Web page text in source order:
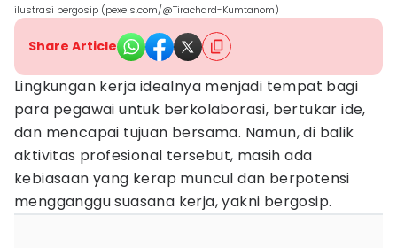
ilustrasi bergosip (pexels.com/@Tirachard-Kumtanom)
Share Article
Lingkungan kerja idealnya menjadi tempat bagi
para pegawai untuk berkolaborasi, bertukar ide,
dan mencapai tujuan bersama. Namun, di balik
aktivitas profesional tersebut, masih ada
kebiasaan yang kerap muncul dan berpotensi
mengganggu suasana kerja, yakni bergosip.